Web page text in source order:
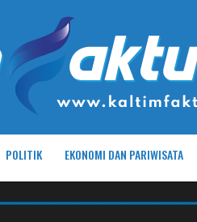
POLITIK EKONOMI DAN PARIWISATA